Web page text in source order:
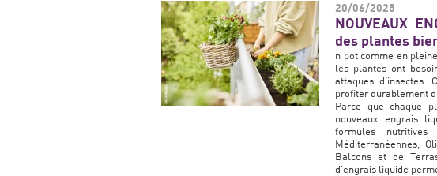
20/06/2025
NOUVEAUX
des plantes
n pot comme en
les plantes ont
attaques
profiter durablement
Parce que chaque
nouveaux engrais
formules
Méditerranéennes,
Balcons et de
d'engrais liquide